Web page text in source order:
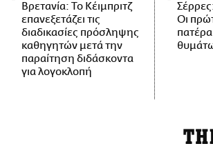
Βρετανία: Το Κέιμπριτζ
επανεξετάζει τις
διαδικασίες πρόσληψης
καθηγητών μετά την
παραίτηση διδάσκοντα
για λογοκλοπή
Οι